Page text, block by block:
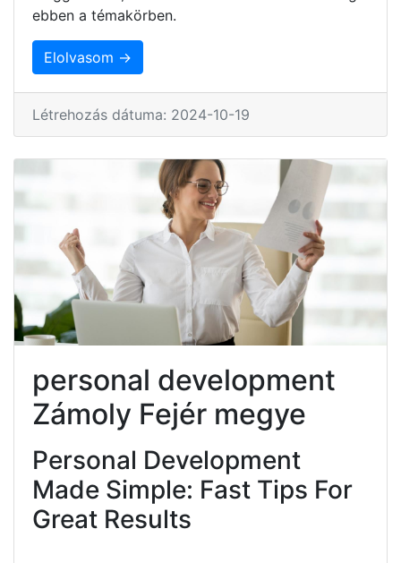
ebben a témakörben.
Elolvasom →
Létrehozás dátuma: 2024-10-19
personal development
Zámoly Fejér megye
Personal Development
Made Simple: Fast Tips For
Great Results